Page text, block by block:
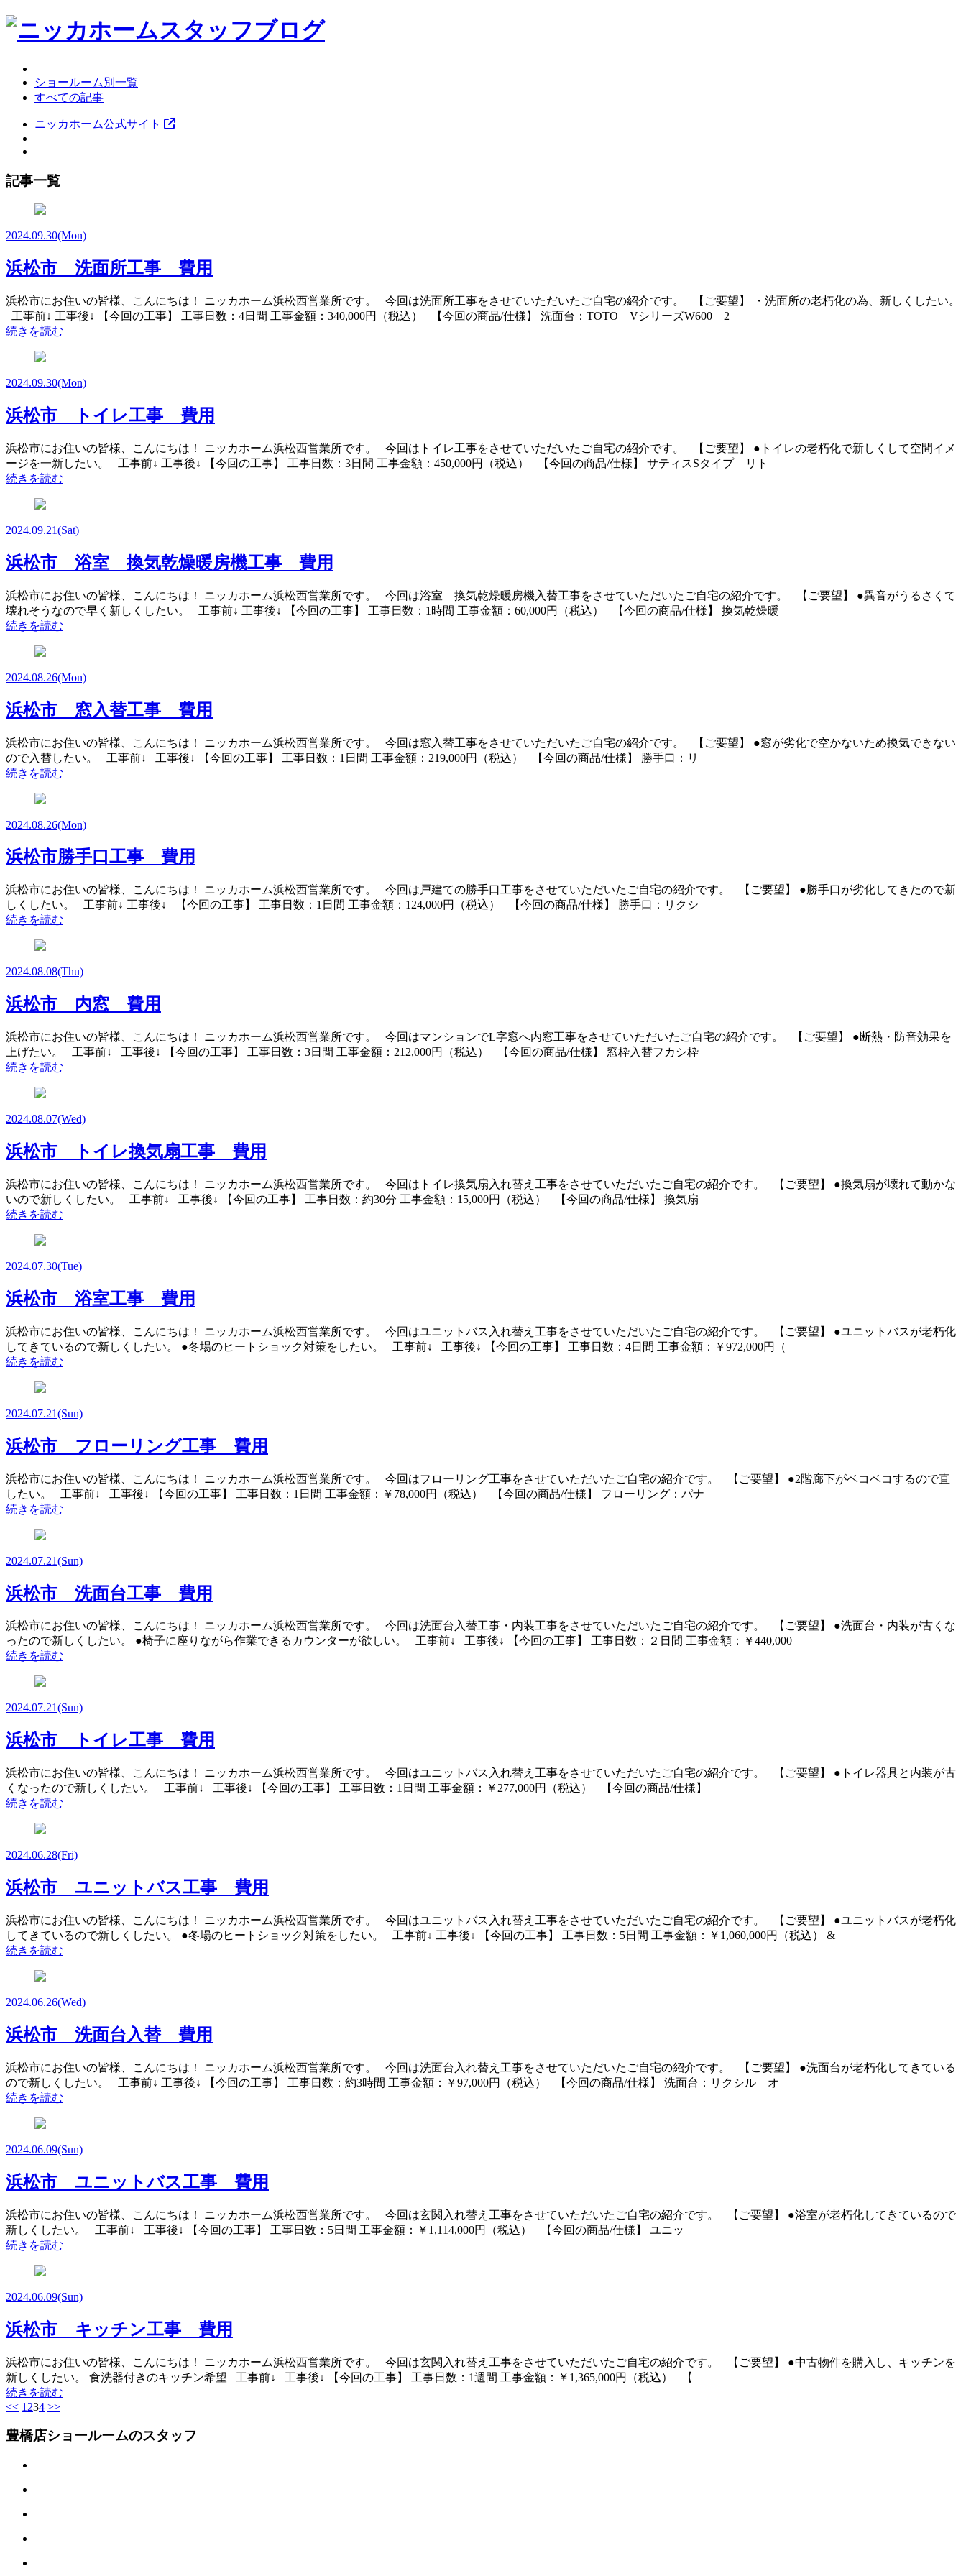
ショールーム別一覧
すべての記事
ニッカホーム公式サイト
記事一覧
2024.09.30(Mon)
浜松市 洗面所工事 費用
浜松市にお住いの皆様、こんにちは！ ニッカホーム浜松西営業所です。 今回は洗面所工事をさせていただいたご自宅の紹介です。 【ご要望】 ・洗面所の老朽化の為、新しくしたい。
工事前↓ 工事後↓ 【今回の工事】 工事日数：4日間 工事金額：340,000円（税込） 【今回の商品/仕様】 洗面台：TOTO VシリーズW600 2
続きを読む
2024.09.30(Mon)
浜松市 トイレ工事 費用
浜松市にお住いの皆様、こんにちは！ ニッカホーム浜松西営業所です。 今回はトイレ工事をさせていただいたご自宅の紹介です。 【ご要望】 ●トイレの老朽化で新しくして空間イメ
ージを一新したい。 工事前↓ 工事後↓ 【今回の工事】 工事日数：3日間 工事金額：450,000円（税込） 【今回の商品/仕様】 サティスSタイプ リト
続きを読む
2024.09.21(Sat)
浜松市 浴室 換気乾燥暖房機工事 費用
浜松市にお住いの皆様、こんにちは！ ニッカホーム浜松西営業所です。 今回は浴室 換気乾燥暖房機入替工事をさせていただいたご自宅の紹介です。 【ご要望】 ●異音がうるさくて
壊れそうなので早く新しくしたい。 工事前↓ 工事後↓ 【今回の工事】 工事日数：1時間 工事金額：60,000円（税込） 【今回の商品/仕様】 換気乾燥暖
続きを読む
2024.08.26(Mon)
浜松市 窓入替工事 費用
浜松市にお住いの皆様、こんにちは！ ニッカホーム浜松西営業所です。 今回は窓入替工事をさせていただいたご自宅の紹介です。 【ご要望】 ●窓が劣化で空かないため換気できない
ので入替したい。 工事前↓ 工事後↓ 【今回の工事】 工事日数：1日間 工事金額：219,000円（税込） 【今回の商品/仕様】 勝手口：リ
続きを読む
2024.08.26(Mon)
浜松市勝手口工事 費用
浜松市にお住いの皆様、こんにちは！ ニッカホーム浜松西営業所です。 今回は戸建ての勝手口工事をさせていただいたご自宅の紹介です。 【ご要望】 ●勝手口が劣化してきたので新
しくしたい。 工事前↓ 工事後↓ 【今回の工事】 工事日数：1日間 工事金額：124,000円（税込） 【今回の商品/仕様】 勝手口：リクシ
続きを読む
2024.08.08(Thu)
浜松市 内窓 費用
浜松市にお住いの皆様、こんにちは！ ニッカホーム浜松西営業所です。 今回はマンションでL字窓へ内窓工事をさせていただいたご自宅の紹介です。 【ご要望】 ●断熱・防音効果を
上げたい。 工事前↓ 工事後↓ 【今回の工事】 工事日数：3日間 工事金額：212,000円（税込） 【今回の商品/仕様】 窓枠入替フカシ枠
続きを読む
2024.08.07(Wed)
浜松市 トイレ換気扇工事 費用
浜松市にお住いの皆様、こんにちは！ ニッカホーム浜松西営業所です。 今回はトイレ換気扇入れ替え工事をさせていただいたご自宅の紹介です。 【ご要望】 ●換気扇が壊れて動かな
いので新しくしたい。 工事前↓ 工事後↓ 【今回の工事】 工事日数：約30分 工事金額：15,000円（税込） 【今回の商品/仕様】 換気扇
続きを読む
2024.07.30(Tue)
浜松市 浴室工事 費用
浜松市にお住いの皆様、こんにちは！ ニッカホーム浜松西営業所です。 今回はユニットバス入れ替え工事をさせていただいたご自宅の紹介です。 【ご要望】 ●ユニットバスが老朽化
してきているので新しくしたい。 ●冬場のヒートショック対策をしたい。 工事前↓ 工事後↓ 【今回の工事】 工事日数：4日間 工事金額：￥972,000円（
続きを読む
2024.07.21(Sun)
浜松市 フローリング工事 費用
浜松市にお住いの皆様、こんにちは！ ニッカホーム浜松西営業所です。 今回はフローリング工事をさせていただいたご自宅の紹介です。 【ご要望】 ●2階廊下がベコベコするので直
したい。 工事前↓ 工事後↓ 【今回の工事】 工事日数：1日間 工事金額：￥78,000円（税込） 【今回の商品/仕様】 フローリング：パナ
続きを読む
2024.07.21(Sun)
浜松市 洗面台工事 費用
浜松市にお住いの皆様、こんにちは！ ニッカホーム浜松西営業所です。 今回は洗面台入替工事・内装工事をさせていただいたご自宅の紹介です。 【ご要望】 ●洗面台・内装が古くな
ったので新しくしたい。 ●椅子に座りながら作業できるカウンターが欲しい。 工事前↓ 工事後↓ 【今回の工事】 工事日数：２日間 工事金額：￥440,000
続きを読む
2024.07.21(Sun)
浜松市 トイレ工事 費用
浜松市にお住いの皆様、こんにちは！ ニッカホーム浜松西営業所です。 今回はユニットバス入れ替え工事をさせていただいたご自宅の紹介です。 【ご要望】 ●トイレ器具と内装が古
くなったので新しくしたい。 工事前↓ 工事後↓ 【今回の工事】 工事日数：1日間 工事金額：￥277,000円（税込） 【今回の商品/仕様】
続きを読む
2024.06.28(Fri)
浜松市 ユニットバス工事 費用
浜松市にお住いの皆様、こんにちは！ ニッカホーム浜松西営業所です。 今回はユニットバス入れ替え工事をさせていただいたご自宅の紹介です。 【ご要望】 ●ユニットバスが老朽化
してきているので新しくしたい。 ●冬場のヒートショック対策をしたい。 工事前↓ 工事後↓ 【今回の工事】 工事日数：5日間 工事金額：￥1,060,000円（税込） &
続きを読む
2024.06.26(Wed)
浜松市 洗面台入替 費用
浜松市にお住いの皆様、こんにちは！ ニッカホーム浜松西営業所です。 今回は洗面台入れ替え工事をさせていただいたご自宅の紹介です。 【ご要望】 ●洗面台が老朽化してきている
ので新しくしたい。 工事前↓ 工事後↓ 【今回の工事】 工事日数：約3時間 工事金額：￥97,000円（税込） 【今回の商品/仕様】 洗面台：リクシル オ
続きを読む
2024.06.09(Sun)
浜松市 ユニットバス工事 費用
浜松市にお住いの皆様、こんにちは！ ニッカホーム浜松西営業所です。 今回は玄関入れ替え工事をさせていただいたご自宅の紹介です。 【ご要望】 ●浴室が老朽化してきているので
新しくしたい。 工事前↓ 工事後↓ 【今回の工事】 工事日数：5日間 工事金額：￥1,114,000円（税込） 【今回の商品/仕様】 ユニッ
続きを読む
2024.06.09(Sun)
浜松市 キッチン工事 費用
浜松市にお住いの皆様、こんにちは！ ニッカホーム浜松西営業所です。 今回は玄関入れ替え工事をさせていただいたご自宅の紹介です。 【ご要望】 ●中古物件を購入し、キッチンを
新しくしたい。 食洗器付きのキッチン希望 工事前↓ 工事後↓ 【今回の工事】 工事日数：1週間 工事金額：￥1,365,000円（税込） 【
続きを読む
<< 1 234 >>
豊橋店ショールームのスタッフ